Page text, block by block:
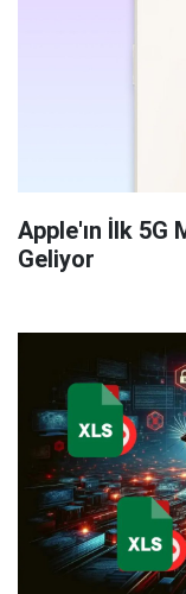
Apple'ın İlk 5G
Geliyor